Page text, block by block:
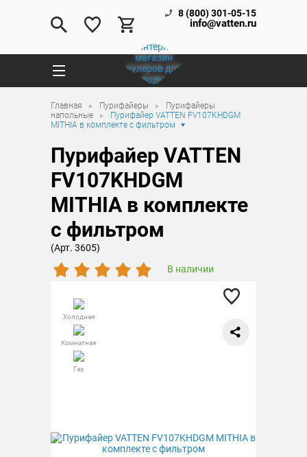
8 (800) 301-05-15
info@vatten.ru
Главная Пурифайеры
Пурифайеры
напольные
Пурифайер VATTEN FV107KHDGM
MITHIA в комплекте с фильтром
Пурифайер VATTEN
FV107KHDGM
MITHIA в комплекте
с фильтром
(Арт. 3605)
В наличии
Холодная
Комнатная
Газ